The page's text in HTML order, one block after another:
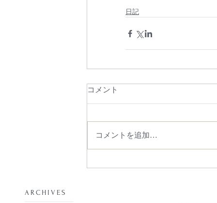
日記
コメント
コメントを追加…
​ARCHIVES